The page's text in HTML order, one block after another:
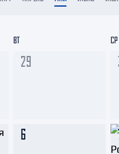
ЦСКА
Шанхайские Драконы
29
6
ВТ СР